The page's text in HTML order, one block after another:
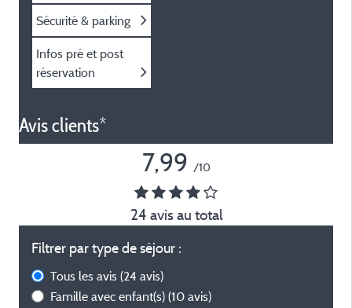
Sécurité & parking
Infos pré et post
réservation
Avis clients*
7,99 /10
24 avis au total
Filtrer par type de séjour :
Tous les avis (24 avis)
Famille avec enfant(s) (10 avis)